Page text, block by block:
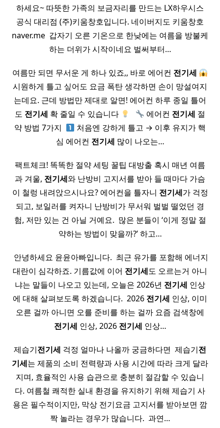
하세요~ 따뜻한 가족의 보금자리를 만드는 LX하우시스
공식 대리점 (주)키움창호입니다. 네이버지도 키움창호
naver.me ​ 갑자기 오른 기온으로 한낮에는 여름을 방불케
하는 더위가 시작이네요 벌써부터…
여름만 되면 무서운 게 하나 있죠,, 바로 에어컨 전기세
시원하게 틀고 싶어도 요금 폭탄 생각하면 손이 망설여지
는데요. 근데 방법만 제대로 알면! 에어컨 하루 종일 틀어
도 전기세 확 줄일 수 있습니다 에어컨 전기세 절
약 방법 7가지 ​
처음엔 강하게 틀고 → 이후 유지가 핵
심 에어컨 전기세 많이 나오는…
팩트체크! 똑똑한 절약 세팅 꿀팁 대방출 혹시 매년 여름
과 겨울, 전기세와 난방비 고지서를 받아 들 때마다 가슴
이 철렁 내려앉으시나요? 에어컨을 틀자니 전기세가 걱정
되고, 보일러를 켜자니 난방비가 무서워 벌벌 떨었던 경
험, 저만 있는 건 아닐 거예요. ​ 많은 분들이 ‘이게 정말 절
약하는 방법이 맞을까?’ 하고…
​ 안녕하세요 윤윤아빠입니다. ​ 최근 유가를 포함해 에너지
대란이 심각하죠. 기름값에 이어 전기세도 오르는거 아니
냐는 말들이 나오고 있는데, 오늘은 2026년 전기세 인상
에 대해 살펴보도록 하겠습니다. ​ 2026 전기세 인상, 이미
오른 걸까 아니면 오를 준비를 하는 걸까 요즘 검색창에
전기세 인상, 2026 전기세 인상…
제습기전기세 걱정 얼마나 나올까 궁금하다면 ​ 제습기전
기세는 제품의 소비 전력량과 사용 시간에 따라 크게 달라
지며, 효율적인 사용 습관으로 충분히 절감할 수 있습니
다. 여름철 쾌적한 실내 환경을 유지하기 위해 제습기 사
용은 필수적이지만, 막상 전기요금 고지서를 받아보면 깜
짝 놀라는 경우가 많습니다. ​ 과연…